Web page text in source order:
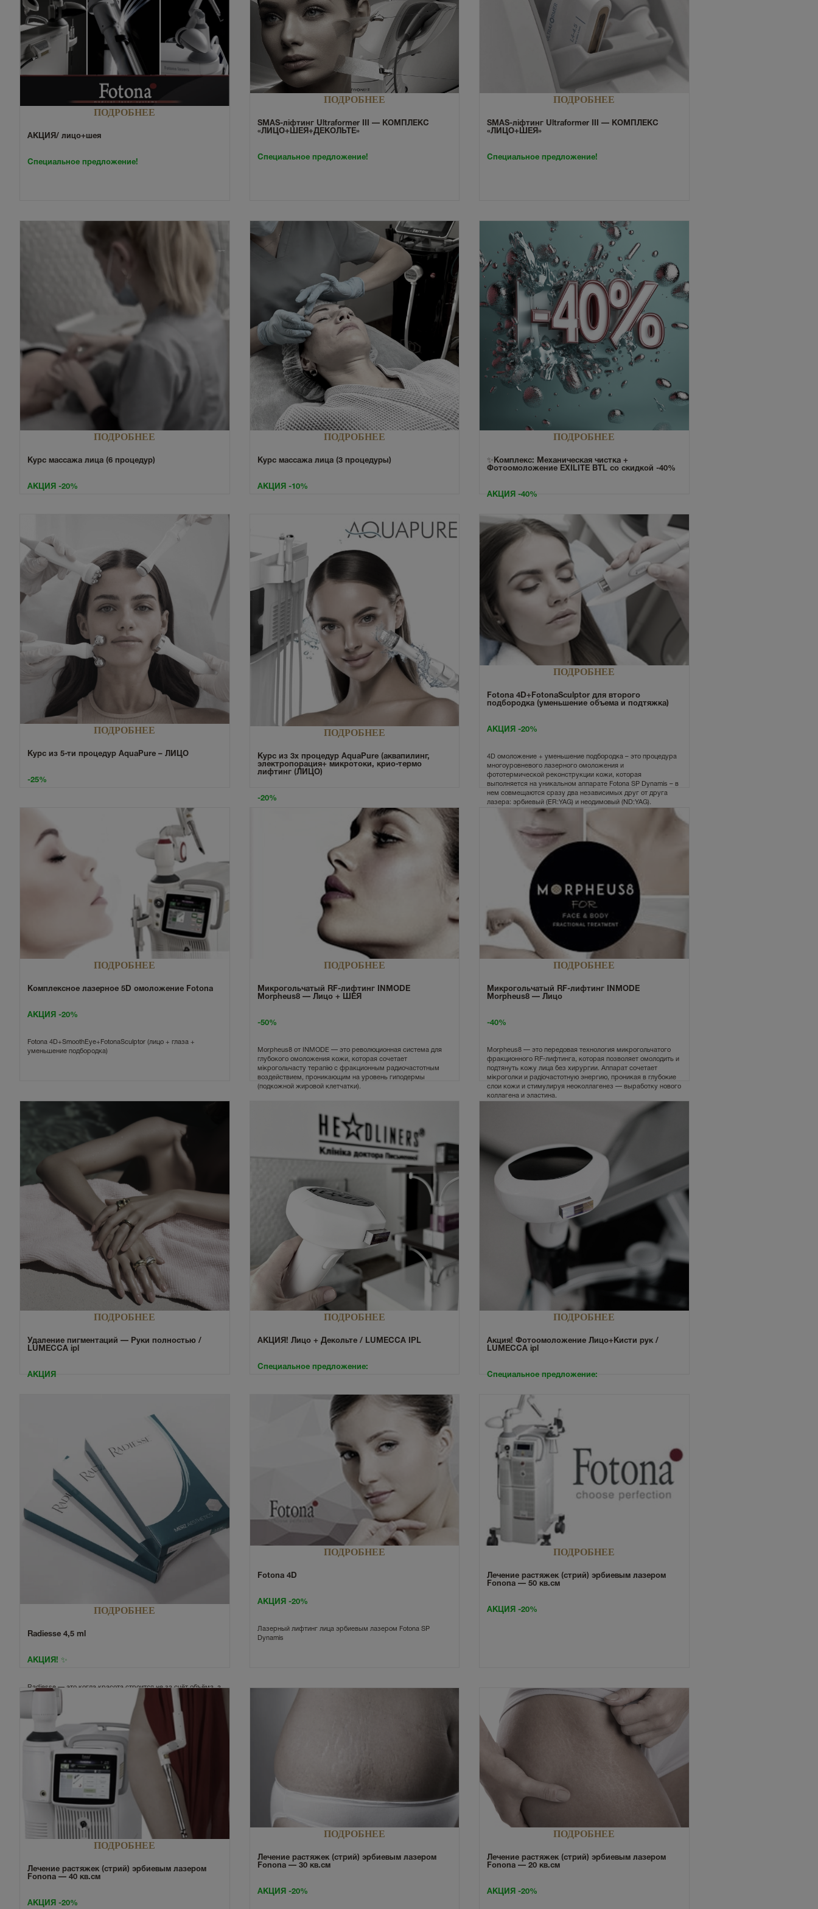
ПОДРОБНЕЕ
АКЦИЯ/ лицо+шея
Специальное предложение!
ПОДРОБНЕЕ
SMAS-ліфтинг Ultraformer III — КОМПЛЕКС
«ЛИЦО+ШЕЯ+ДЕКОЛЬТЕ»
Специальное предложение!
ПОДРОБНЕЕ
SMAS-ліфтинг Ultraformer III — КОМПЛЕКС
«ЛИЦО+ШЕЯ»
Специальное предложение!
ПОДРОБНЕЕ
Курс массажа лица (6 процедур)
АКЦИЯ -20%
ПОДРОБНЕЕ
Курс массажа лица (3 процедуры)
АКЦИЯ -10%
ПОДРОБНЕЕ
✨Комплекс: Механическая чистка +
Фотоомоложение EXILITE BTL со скидкой -40%
АКЦИЯ -40%
✨Комплексный уход за кожей!✨
ПОДРОБНЕЕ
Курс из 5-ти процедур AquaPure – ЛИЦО
-25%
ПОДРОБНЕЕ
Курс из 3х процедур AquaPure (аквапилинг,
электропорация+ микротоки, крио-термо
лифтинг (ЛИЦО)
-20%
ПОДРОБНЕЕ
Fotona 4D+FotonaSculptor для второго
подбородка (уменьшение объема и подтяжка)
АКЦИЯ -20%
4D омоложение + уменьшение подбородка – это процедура
многоуровневого лазерного омоложения и
фототермической реконструкции кожи, которая
выполняется на уникальном аппарате Fotona SP Dynamis – в
нем совмещаются сразу два независимых друг от друга
лазера: эрбиевый (ER:YAG) и неодимовый (ND:YAG).
ПОДРОБНЕЕ
Комплексное лазерное 5D омоложение Fotona
АКЦИЯ -20%
Fotona 4D+SmoothEye+FotonaSculptor (лицо + глаза +
уменьшение подбородка)
ПОДРОБНЕЕ
Микрогольчатый RF-лифтинг INMODE
Morpheus8 — Лицо + ШЕЯ
-50%
Morpheus8 от INMODE — это революционная система для
глубокого омоложения кожи, которая сочетает
мікрогольчасту терапію с фракционным радиочастотным
воздействием, проникающим на уровень гиподермы
(подкожной жировой клетчатки).
ПОДРОБНЕЕ
Микрогольчатый RF-лифтинг INMODE
Morpheus8 — Лицо
-40%
Morpheus8 — это передовая технология микрогольчатого
фракционного RF-лифтинга, которая позволяет омолодить и
подтянуть кожу лица без хирургии. Аппарат сочетает
мікроголки и радіочастотную энергию, проникая в глубокие
слои кожи и стимулируя неоколлагенез — выработку нового
коллагена и эластина.
ПОДРОБНЕЕ
Удаление пигментаций — Руки полностью /
LUMECCA ipl
АКЦИЯ
ПОДРОБНЕЕ
АКЦИЯ! Лицо + Декольте / LUMECCA IPL
Специальное предложение:
ПОДРОБНЕЕ
Акция! Фотоомоложение Лицо+Кисти рук /
LUMECCA ipl
Специальное предложение:
ПОДРОБНЕЕ
Radiesse 4,5 ml
АКЦИЯ! ✨
Radiesse — это когда красота строится не за счёт объёма, а
за счёт качества кожи и природных механизмов
омоложения. Препарат одобрен FDA.
ПОДРОБНЕЕ
Fotona 4D
АКЦИЯ -20%
Лазерный лифтинг лица эрбиевым лазером Fotona SP
Dynamis
ПОДРОБНЕЕ
Лечение растяжек (стрий) эрбиевым лазером
Fonona — 50 кв.см
АКЦИЯ -20%
ПОДРОБНЕЕ
Лечение растяжек (стрий) эрбиевым лазером
Fonona — 40 кв.см
АКЦИЯ -20%
ПОДРОБНЕЕ
Лечение растяжек (стрий) эрбиевым лазером
Fonona — 30 кв.см
АКЦИЯ -20%
ПОДРОБНЕЕ
Лечение растяжек (стрий) эрбиевым лазером
Fonona — 20 кв.см
АКЦИЯ -20%